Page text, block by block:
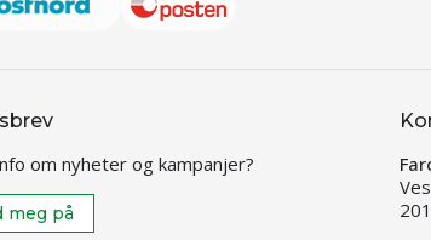
om nyheter og kampanjer?
meg på